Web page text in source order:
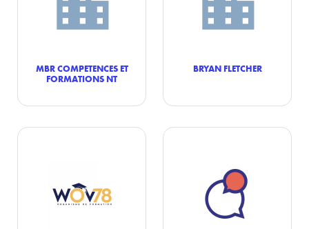
MBR COMPETENCES ET
FORMATIONS NT
BRYAN FLETCHER